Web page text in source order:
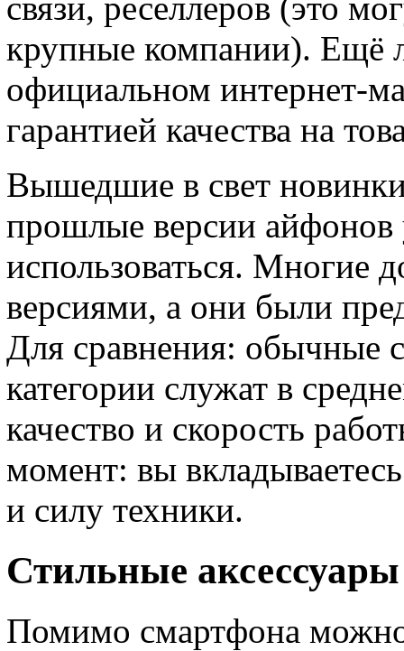
крупные компании). Ещё
официальном интернет-
гарантией качества на
Вышедшие в свет
прошлые версии айфонов
использоваться. Многие
версиями, а они были
Для сравнения: обычные
категории служат в
качество и скорость
момент: вы
и силу техники.
Стильные аксессуары
Помимо смартфона можно